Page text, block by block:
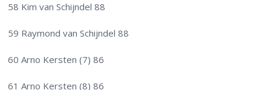
58 Kim van Schijndel 88
59 Raymond van Schijndel 88
60 Arno Kersten (7) 86
61 Arno Kersten (8) 86